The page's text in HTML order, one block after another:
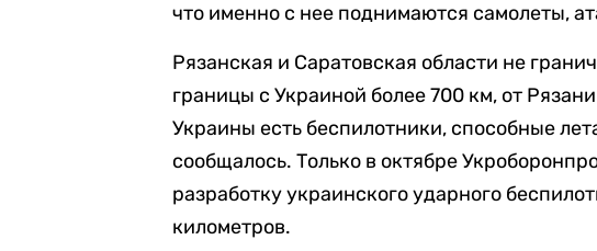
что именно с нее поднимаются самолеты,
Рязанская и Саратовская области не
границы с Украиной более 700 км, от
Украины есть беспилотники, способные
сообщалось. Только в октябре
разработку украинского ударного
километров.